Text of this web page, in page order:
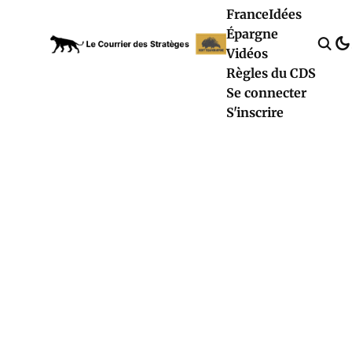
FranceIdées
Épargne
Vidéos
Règles du CDS
Se connecter
S'inscrire